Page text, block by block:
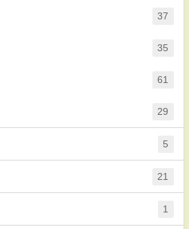
37
35
61
29
5
21
1